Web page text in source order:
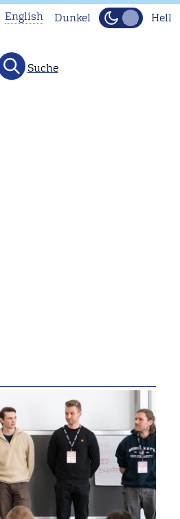
This
page
English Dunkel Hell
Suche